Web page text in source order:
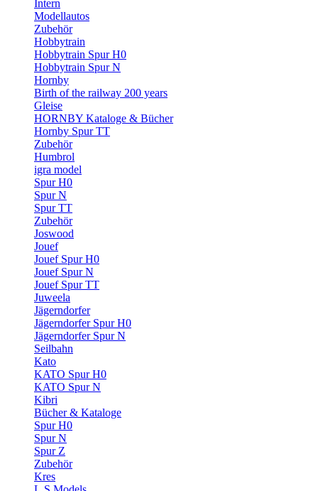
Intern
Modellautos
Zubehör
Hobbytrain
Hobbytrain Spur H0
Hobbytrain Spur N
Hornby
Birth of the railway 200 years
Gleise
HORNBY Kataloge & Bücher
Hornby Spur TT
Zubehör
Humbrol
igra model
Spur H0
Spur N
Spur TT
Zubehör
Joswood
Jouef
Jouef Spur H0
Jouef Spur N
Jouef Spur TT
Juweela
Jägerndorfer
Jägerndorfer Spur H0
Jägerndorfer Spur N
Seilbahn
Kato
KATO Spur H0
KATO Spur N
Kibri
Bücher & Kataloge
Spur H0
Spur N
Spur Z
Zubehör
Kres